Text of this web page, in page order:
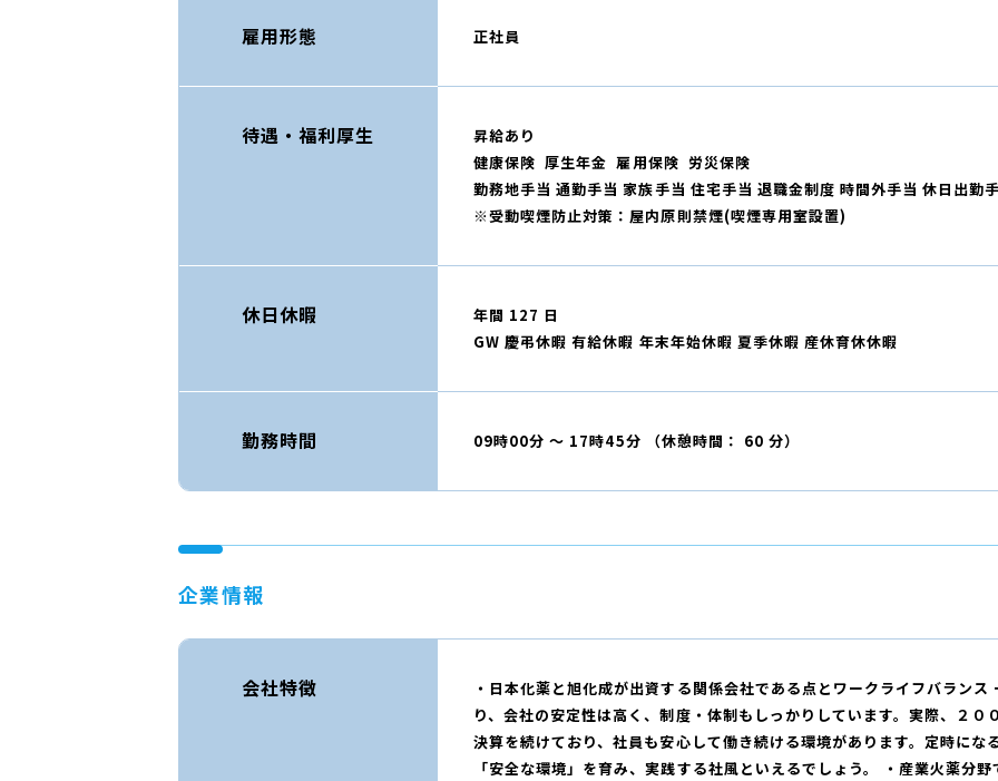
雇用形態 正社員
待遇・福利厚生
昇給あり
健康保険 厚生年金 雇用保険 労災保険
勤務地手当 通勤手当 家族手当 住宅手当 退職金制度 時間外手当 休日出勤
※受動喫煙防止対策：屋内原則禁煙(喫煙専用室設置)
休日休暇
年間 127 日
GW 慶弔休暇 有給休暇 年末年始休暇 夏季休暇 産休育休休暇
勤務時間 09時00分 ～ 17時45分 （休憩時間： 60 分）
企業情報
会社特徴
・日本化薬と旭化成が出資する関係会社である点とワークライフバラン
り、会社の安定性は高く、制度・体制もしっかりしています。実際、２
決算を続けており、社員も安心して働き続ける環境があります。定時にな
「安全な環境」を育み、実践する社風といえるでしょう。 ・産業火薬分